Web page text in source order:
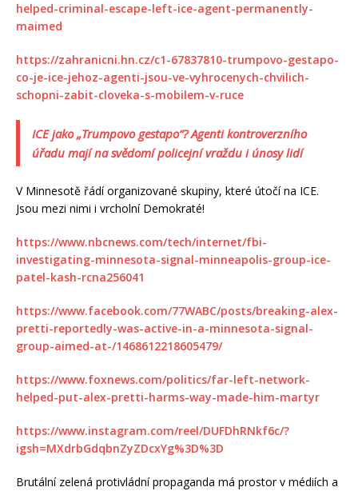
helped-criminal-escape-left-ice-agent-permanently-
maimed
https://zahranicni.hn.cz/c1-67837810-trumpovo-gestapo-
co-je-ice-jehoz-agenti-jsou-ve-vyhrocenych-chvilich-
schopni-zabit-cloveka-s-mobilem-v-ruce
ICE jako „Trumpovo gestapo“? Agenti kontroverzního
úřadu mají na svědomí policejní vraždu i únosy lidí
V Minnesotě řádí organizované skupiny, které útočí na ICE.
Jsou mezi nimi i vrcholní Demokraté!
https://www.nbcnews.com/tech/internet/fbi-
investigating-minnesota-signal-minneapolis-group-ice-
patel-kash-rcna256041
https://www.facebook.com/77WABC/posts/breaking-alex-
pretti-reportedly-was-active-in-a-minnesota-signal-
group-aimed-at-/1468612218605479/
https://www.foxnews.com/politics/far-left-network-
helped-put-alex-pretti-harms-way-made-him-martyr
https://www.instagram.com/reel/DUFDhRNkf6c/?
igsh=MXdrbGdqbnZyZDcxYg%3D%3D
Brutální zelená protivládní propaganda má prostor v médiích a